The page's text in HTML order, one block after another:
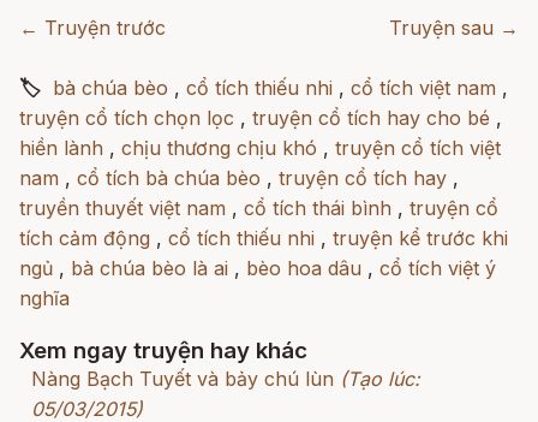
← Truyện trước Truyện sau →
🏷 bà chúa bèo , cổ tích thiếu nhi , cổ tích việt nam ,
truyện cổ tích chọn lọc , truyện cổ tích hay cho bé ,
hiền lành , chịu thương chịu khó , truyện cổ tích việt
nam , cổ tích bà chúa bèo , truyện cổ tích hay ,
truyền thuyết việt nam , cổ tích thái bình , truyện cổ
tích cảm động , cổ tích thiếu nhi , truyện kể trước khi
ngủ , bà chúa bèo là ai , bèo hoa dâu , cổ tích việt ý
nghĩa
Xem ngay truyện hay khác
Nàng Bạch Tuyết và bảy chú lùn (Tạo lúc:
05/03/2015)